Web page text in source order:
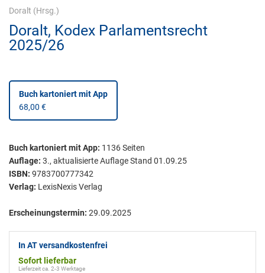
Doralt (Hrsg.)
Doralt, Kodex Parlamentsrecht
2025/26
Buch kartoniertmit App
68,00 €
Buch kartoniertmit App: 1136Seiten
Auflage: 3., aktualisierte Auflage Stand 01.09.25
ISBN: 9783700777342
Verlag: LexisNexis Verlag
Erscheinungstermin: 29.09.2025
In AT versandkostenfrei
Sofort lieferbar
Lieferzeit ca. 2-3 Werktage